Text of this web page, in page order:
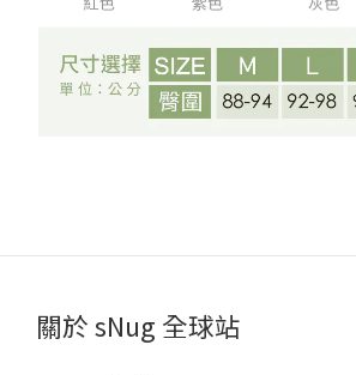
關於 sNug 全球站